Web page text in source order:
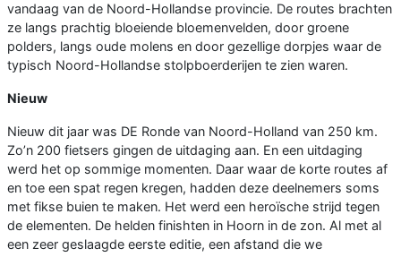
vandaag van de Noord-Hollandse provincie. De routes brachten
ze langs prachtig bloeiende bloemenvelden, door groene
polders, langs oude molens en door gezellige dorpjes waar de
typisch Noord-Hollandse stolpboerderijen te zien waren.
Nieuw
Nieuw dit jaar was DE Ronde van Noord-Holland van 250 km.
Zo’n 200 fietsers gingen de uitdaging aan. En een uitdaging
werd het op sommige momenten. Daar waar de korte routes af
en toe een spat regen kregen, hadden deze deelnemers soms
met fikse buien te maken. Het werd een heroïsche strijd tegen
de elementen. De helden finishten in Hoorn in de zon. Al met al
een zeer geslaagde eerste editie, een afstand die we